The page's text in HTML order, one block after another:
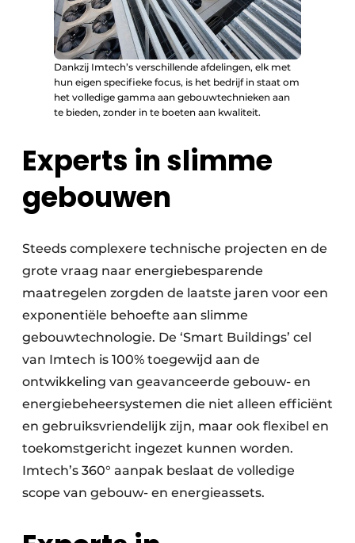
Dankzij Imtech’s verschillende afdelingen, elk met
hun eigen specifieke focus, is het bedrijf in staat om
het volledige gamma aan gebouwtechnieken aan
te bieden, zonder in te boeten aan kwaliteit.
Experts in slimme
gebouwen
Steeds complexere technische projecten en de
grote vraag naar energiebesparende
maatregelen zorgden de laatste jaren voor een
exponentiële behoefte aan slimme
gebouwtechnologie. De ‘Smart Buildings’ cel
van Imtech is 100% toegewijd aan de
ontwikkeling van geavanceerde gebouw- en
energiebeheersystemen die niet alleen efficiënt
en gebruiksvriendelijk zijn, maar ook flexibel en
toekomstgericht ingezet kunnen worden.
Imtech’s 360° aanpak beslaat de volledige
scope van gebouw- en energieassets.